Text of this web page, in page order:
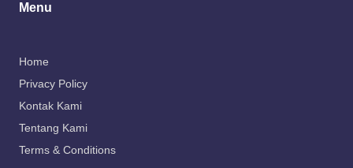
Menu
Home
Privacy Policy
Kontak Kami
Tentang Kami
Terms & Conditions